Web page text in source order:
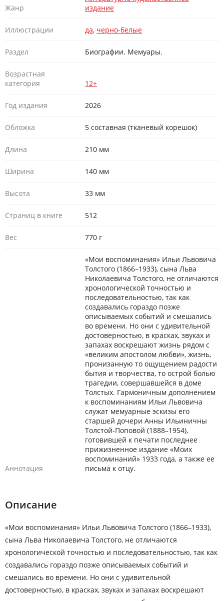
Жанр
издание
Иллюстрации да, черно-белые
Раздел Биографии. Мемуары.
Возрастная
категория
12+
Год издания 2026
Обложка 5 составная (тканевый корешок)
Длина 210 мм
Ширина 140 мм
Высота 33 мм
Страниц в книге 512
Вес 770 г
Аннотация
«Мои воспоминания» Ильи Львовича
Толстого (1866–1933), сына Льва
Николаевича Толстого, не отличаются
хронологической точностью и
последовательностью, так как
создавались гораздо позже
описываемых событий и смешались
во времени. Но они с удивительной
достоверностью, в красках, звуках и
запахах воскрешают жизнь рядом с
«великим апостолом любви», жизнь,
пронизанную то ощущением радости
бытия и творчества, то острой болью
трагедии, совершавшейся в доме
Толстых. Гармоничным дополнением
к воспоминаниям Ильи Львовича
служат мемуарные эскизы его
старшей дочери Анны Ильиничны
Толстой-Поповой (1888–1954),
готовившей к печати последнее
прижизненное издание «Моих
воспоминаний» 1933 года, а также ее
письма к отцу.
Описание
«Мои воспоминания» Ильи Львовича Толстого (1866–1933),
сына Льва Николаевича Толстого, не отличаются
хронологической точностью и последовательностью, так как
создавались гораздо позже описываемых событий и
смешались во времени. Но они с удивительной
достоверностью, в красках, звуках и запахах воскрешают